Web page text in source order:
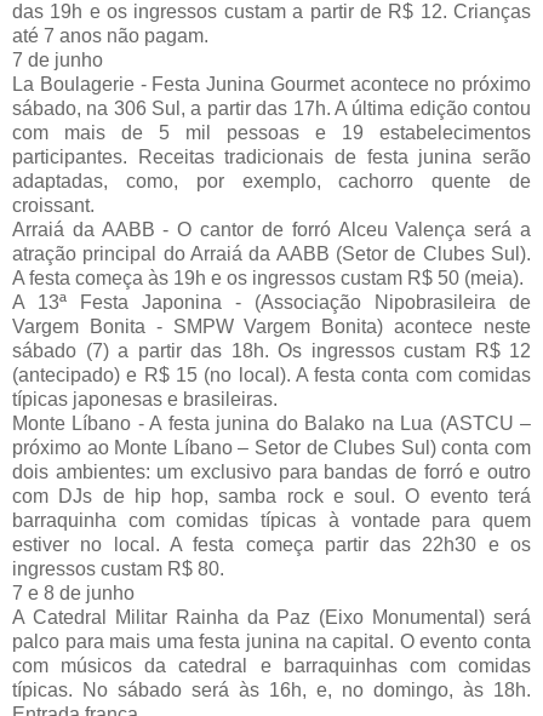
das 19h e os ingressos custam a partir de R$ 12. Crianças
até 7 anos não pagam.
7 de junho
La Boulagerie - Festa Junina Gourmet acontece no próximo
sábado, na 306 Sul, a partir das 17h. A última edição contou
com mais de 5 mil pessoas e 19 estabelecimentos
participantes. Receitas tradicionais de festa junina serão
adaptadas, como, por exemplo, cachorro quente de
croissant.
Arraiá da AABB - O cantor de forró Alceu Valença será a
atração principal do Arraiá da AABB (Setor de Clubes Sul).
A festa começa às 19h e os ingressos custam R$ 50 (meia).
A 13ª Festa Japonina - (Associação Nipobrasileira de
Vargem Bonita - SMPW Vargem Bonita) acontece neste
sábado (7) a partir das 18h. Os ingressos custam R$ 12
(antecipado) e R$ 15 (no local). A festa conta com comidas
típicas japonesas e brasileiras.
Monte Líbano - A festa junina do Balako na Lua (ASTCU –
próximo ao Monte Líbano – Setor de Clubes Sul) conta com
dois ambientes: um exclusivo para bandas de forró e outro
com DJs de hip hop, samba rock e soul. O evento terá
barraquinha com comidas típicas à vontade para quem
estiver no local. A festa começa partir das 22h30 e os
ingressos custam R$ 80.
7 e 8 de junho
A Catedral Militar Rainha da Paz (Eixo Monumental) será
palco para mais uma festa junina na capital. O evento conta
com músicos da catedral e barraquinhas com comidas
típicas. No sábado será às 16h, e, no domingo, às 18h.